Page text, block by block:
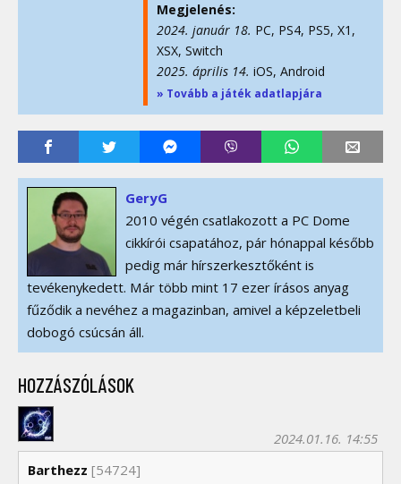
Megjelenés:
2024. január 18. PC, PS4, PS5, X1,
XSX, Switch
2025. április 14. iOS, Android
» Tovább a játék adatlapjára
GeryG
2010 végén csatlakozott a PC Dome
cikkírói csapatához, pár hónappal később
pedig már hírszerkesztőként is
tevékenykedett. Már több mint 17 ezer írásos anyag
fűződik a nevéhez a magazinban, amivel a képzeletbeli
dobogó csúcsán áll.
HOZZÁSZÓLÁSOK
Barthezz
2024.01.16. 14:55
[54724]